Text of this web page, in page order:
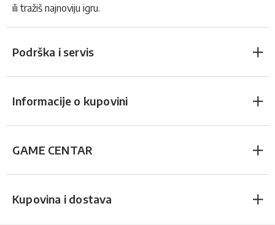
ili tražiš najnoviju igru.
Podrška i servis
Informacije o kupovini
GAME CENTAR
Kupovina i dostava